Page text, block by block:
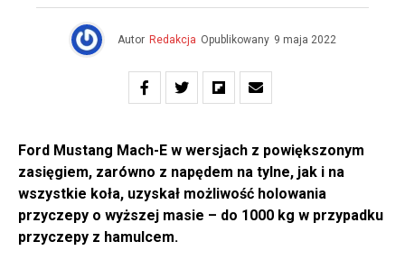
Autor Redakcja Opublikowany 9 maja 2022
Ford Mustang Mach-E w wersjach z powiększonym
zasięgiem, zarówno z napędem na tylne, jak i na
wszystkie koła, uzyskał możliwość holowania
przyczepy o wyższej masie – do 1000 kg w przypadku
przyczepy z hamulcem.